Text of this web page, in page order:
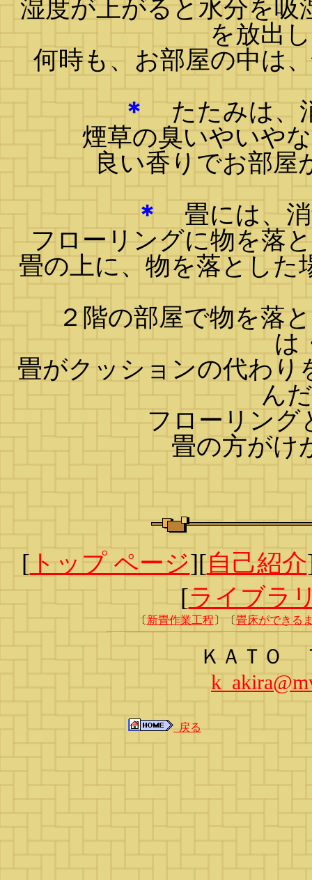
湿度が上がると水分を吸
を放出
何時も、お部屋の中は
＊ たたみは、
煙草の臭いやいや
良い香りでお部屋
＊ 畳には、消
フローリングに物を落
畳の上に、物を落とした
２階の部屋で物を落
は
畳がクッションの代わり
ん
フローリング
畳の方がけ
[ トップ ページ][自己紹介
[ライブラ
〔 新畳作業工程 〕〔畳床ができる
ＫＡＴＯ
戻る